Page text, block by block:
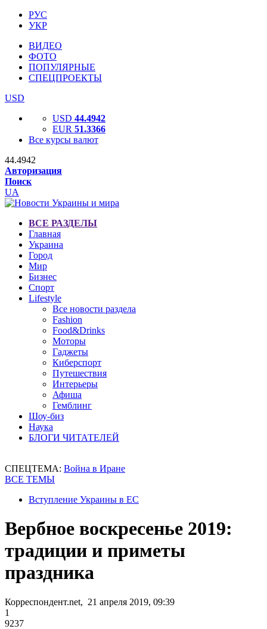
РУС
УКР
ВИДЕО
ФОТО
ПОПУЛЯРНЫЕ
СПЕЦПРОЕКТЫ
USD
USD 44.4942
EUR 51.3366
Все курсы валют
44.4942
Авторизация
Поиск
UA
ВСЕ РАЗДЕЛЫ
Главная
Украина
Город
Мир
Бизнес
Спорт
Lifestyle
Все новости раздела
Fashion
Food&Drinks
Моторы
Гаджеты
Киберспорт
Путешествия
Интерьеры
Афиша
Гемблинг
Шоу-биз
Наука
БЛОГИ ЧИТАТЕЛЕЙ
СПЕЦТЕМА: Война в Иране
ВСЕ ТЕМЫ
Вступление Украины в ЕС
Вербное воскресенье 2019:
традиции и приметы
праздника
Корреспондент.net, 21 апреля 2019, 09:39
1
9237